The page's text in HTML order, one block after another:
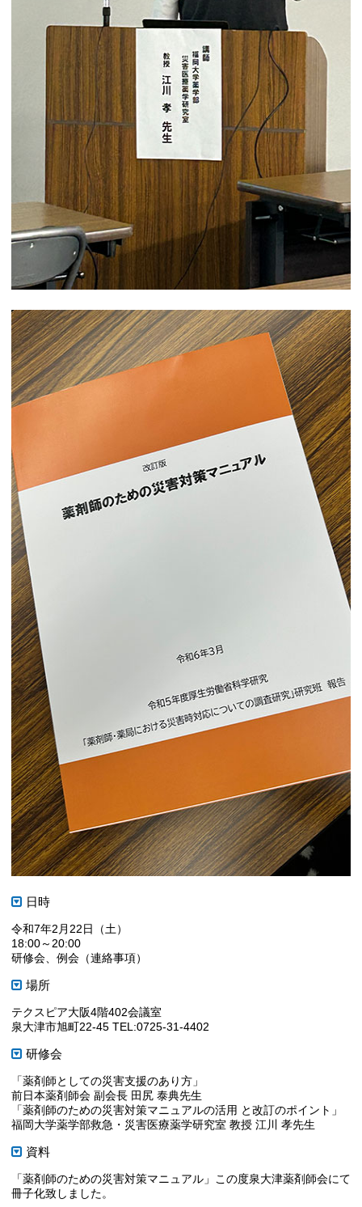
日時
令和7年2月22日（土）
18:00～20:00
研修会、例会（連絡事項）
場所
テクスピア大阪4階402会議室
泉大津市旭町22-45 TEL:0725-31-4402
研修会
「薬剤師としての災害支援のあり方」
前日本薬剤師会 副会長 田尻 泰典先生
「薬剤師のための災害対策マニュアルの活用 と改訂のポイント」
福岡大学薬学部救急・災害医療薬学研究室 教授 江川 孝先生
資料
「薬剤師のための災害対策マニュアル」この度泉大津薬剤師会にて
冊子化致しました。